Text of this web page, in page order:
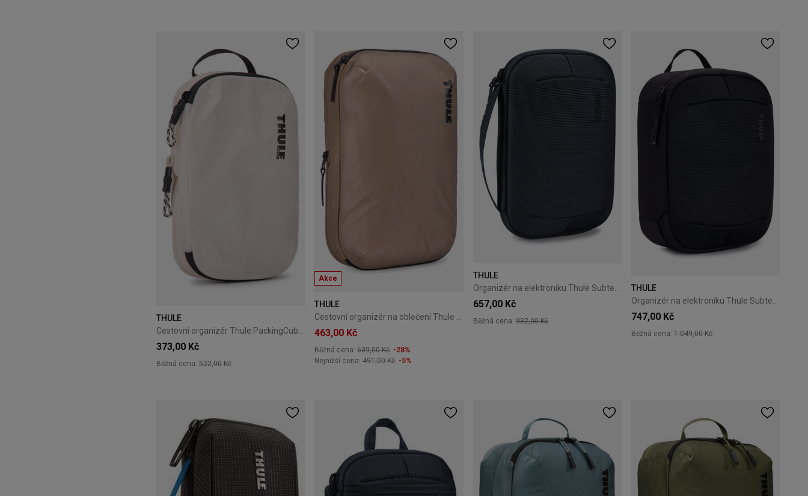
THULE
Cestovní organizér Thule PackingCube kompresní S bílý
373,00 Kč
Běžná cena: 522,00 Kč
Akce
THULE
463,00 Kč
Běžná cena:639,00 Kč -28%
Nejnižší cena:491,00 Kč -5%
THULE
657,00 Kč
Běžná cena: 932,00 Kč
THULE
747,00 Kč
Běžná cena:1 049,00 Kč